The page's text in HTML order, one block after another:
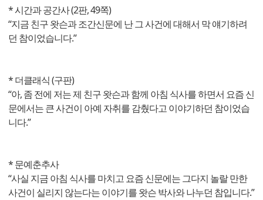
* 시간과 공간사 (2판, 49쪽)
“지금 친구 왓슨과 조간신문에 난 그 사건에 대해서 막 얘기하려
던 참이었습니다.”
* 더클래식 (구판)
“아, 좀 전에 저는 제 친구 왓슨과 함께 아침 식사를 하면서 요즘 신
문에서는 큰 사건이 아예 자취를 감췄다고 이야기하던 참이었습
니다.”
* 문예춘추사
“사실 지금 아침 식사를 마치고 요즘 신문에는 그다지 놀랄 만한
사건이 실리지 않는다는 이야기를 왓슨 박사와 나누던 참입니다.”